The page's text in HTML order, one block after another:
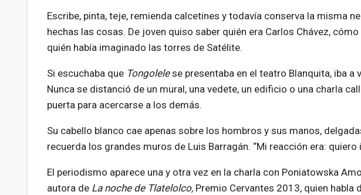
Escribe, pinta, teje, remienda calcetines y todavía conserva la misma
hechas las cosas. De joven quiso saber quién era Carlos Chávez,
quién había imaginado las torres de Satélite.
Si escuchaba que Tongolelese presentaba en el teatro Blanquita, iba a
Nunca se distanció de un mural, una vedete, un edificio o una charla
puerta para acercarse a los demás.
Su cabello blanco cae apenas sobre los hombros y sus manos,
recuerda los grandes muros de Luis Barragán. “Mi reacción era:
El periodismo aparece una y otra vez en la charla con Poniatowska
autora de La noche de Tlatelolco, Premio Cervantes 2013, quien habla